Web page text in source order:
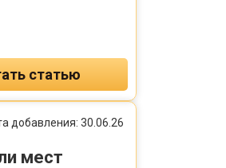
статью
добавления: 30.06.26
мест